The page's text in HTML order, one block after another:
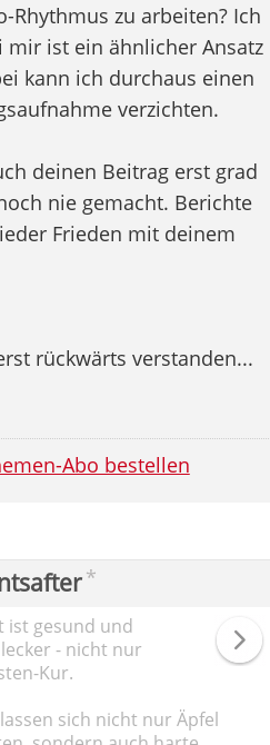
Rhythmus zu arbeiten? Ich
ist ein ähnlicher Ansatz
kann ich durchaus einen
verzichten.
deinen Beitrag erst grad
nie gemacht. Berichte
Frieden mit deinem
rückwärts verstanden...
Abo bestellen
*
ist gesund und
- nicht nur
Kur.
sich nicht nur Äpfel